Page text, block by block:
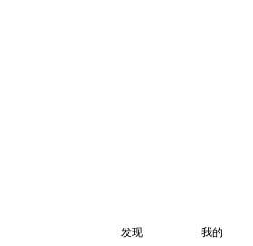
发现 我的